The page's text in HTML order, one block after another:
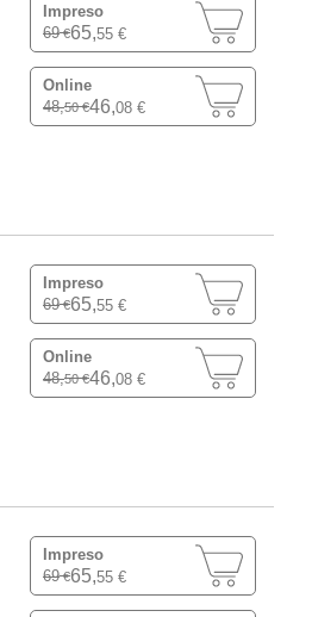
Impreso
69€65,55 €
Online
48,50 €46,08 €
Impreso
69€65,55 €
Online
48,50 €46,08 €
Impreso
69€65,55 €